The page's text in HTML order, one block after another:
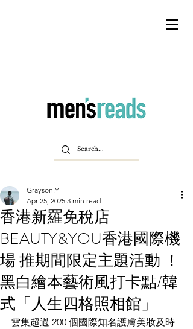
香港新羅免稅店
BEAUTY&YOU香港國際機
場 推期間限定主題活動 ！
黑白繪本藝術風打卡點/韓
式「人生四格照相館」
Grayson.Y
Apr 25, 2025 3 min read
雲集超過 200 個國際知名護膚美妝及時